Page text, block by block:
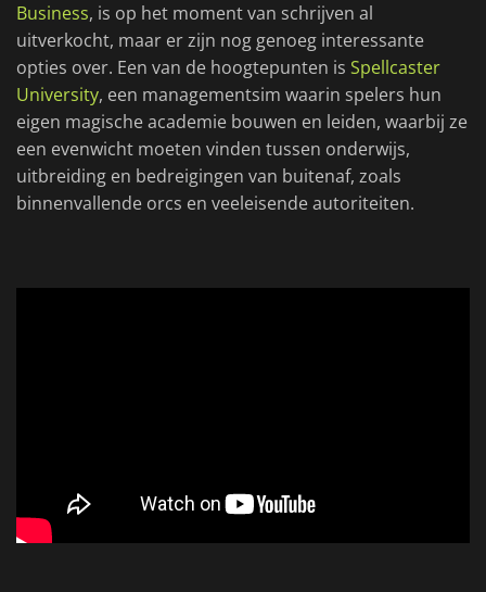
Business, is op het moment van schrijven al
uitverkocht, maar er zijn nog genoeg interessante
opties over. Een van de hoogtepunten is Spellcaster
University, een managementsim waarin spelers hun
eigen magische academie bouwen en leiden, waarbij ze
een evenwicht moeten vinden tussen onderwijs,
uitbreiding en bedreigingen van buitenaf, zoals
binnenvallende orcs en veeleisende autoriteiten.